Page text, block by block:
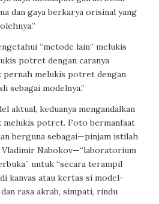
dan gaya berkarya orisinal yang
“metode lain” melukis
potret dengan caranya
pernah melukis potret dengan
sebagai modelnya.”
aktual, keduanya mengandalkan
melukis potret. Foto bermanfaat
berguna sebagai—pinjam istilah
Nabokov—“laboratorium
untuk “secara terampil
kanvas atau kertas si model-
rasa akrab, simpati, rindu